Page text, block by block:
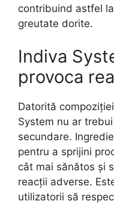
contribuind astfel
greutate dorite.
Indiva
provoca
Datorită
System nu ar
secundare.
pentru a sprijini
cât mai sănătos și
reacții adverse.
utilizatorii să